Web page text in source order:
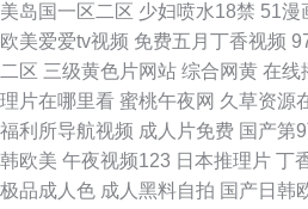
美岛国一区二区 少妇喷水18禁 51漫
欧美爱爱tv视频 免费五月丁香视频
二区 三级黄色片网站 综合网黄 在线
理片在哪里看 蜜桃午夜网 久草资源
福利所导航视频 成人片免费 国产第
韩欧美 午夜视频123 日本推理片 丁
极品成人色 成人黑料自拍 国产日韩